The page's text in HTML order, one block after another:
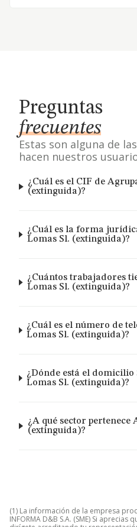
Preguntas
frecuentes
Estas son alguna de
hacen nuestros
¿Cuál es el CIF de
(extinguida)?
¿Cuál es la forma
Lomas Sl. (extinguida)?
¿Cuántos trabajadores
Lomas Sl. (extinguida)?
¿Cuál es el número de
Lomas Sl. (extinguida)?
¿Dónde está el
Lomas Sl. (extinguida)?
¿A qué sector pertenece
(extinguida)?
(1) La información de la empresa
INFORMA D&B S.A. (SME) Si